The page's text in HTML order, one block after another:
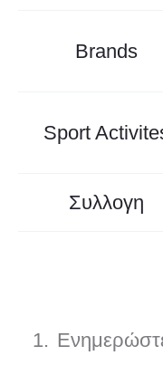
Brands
Sport
Συλλογη